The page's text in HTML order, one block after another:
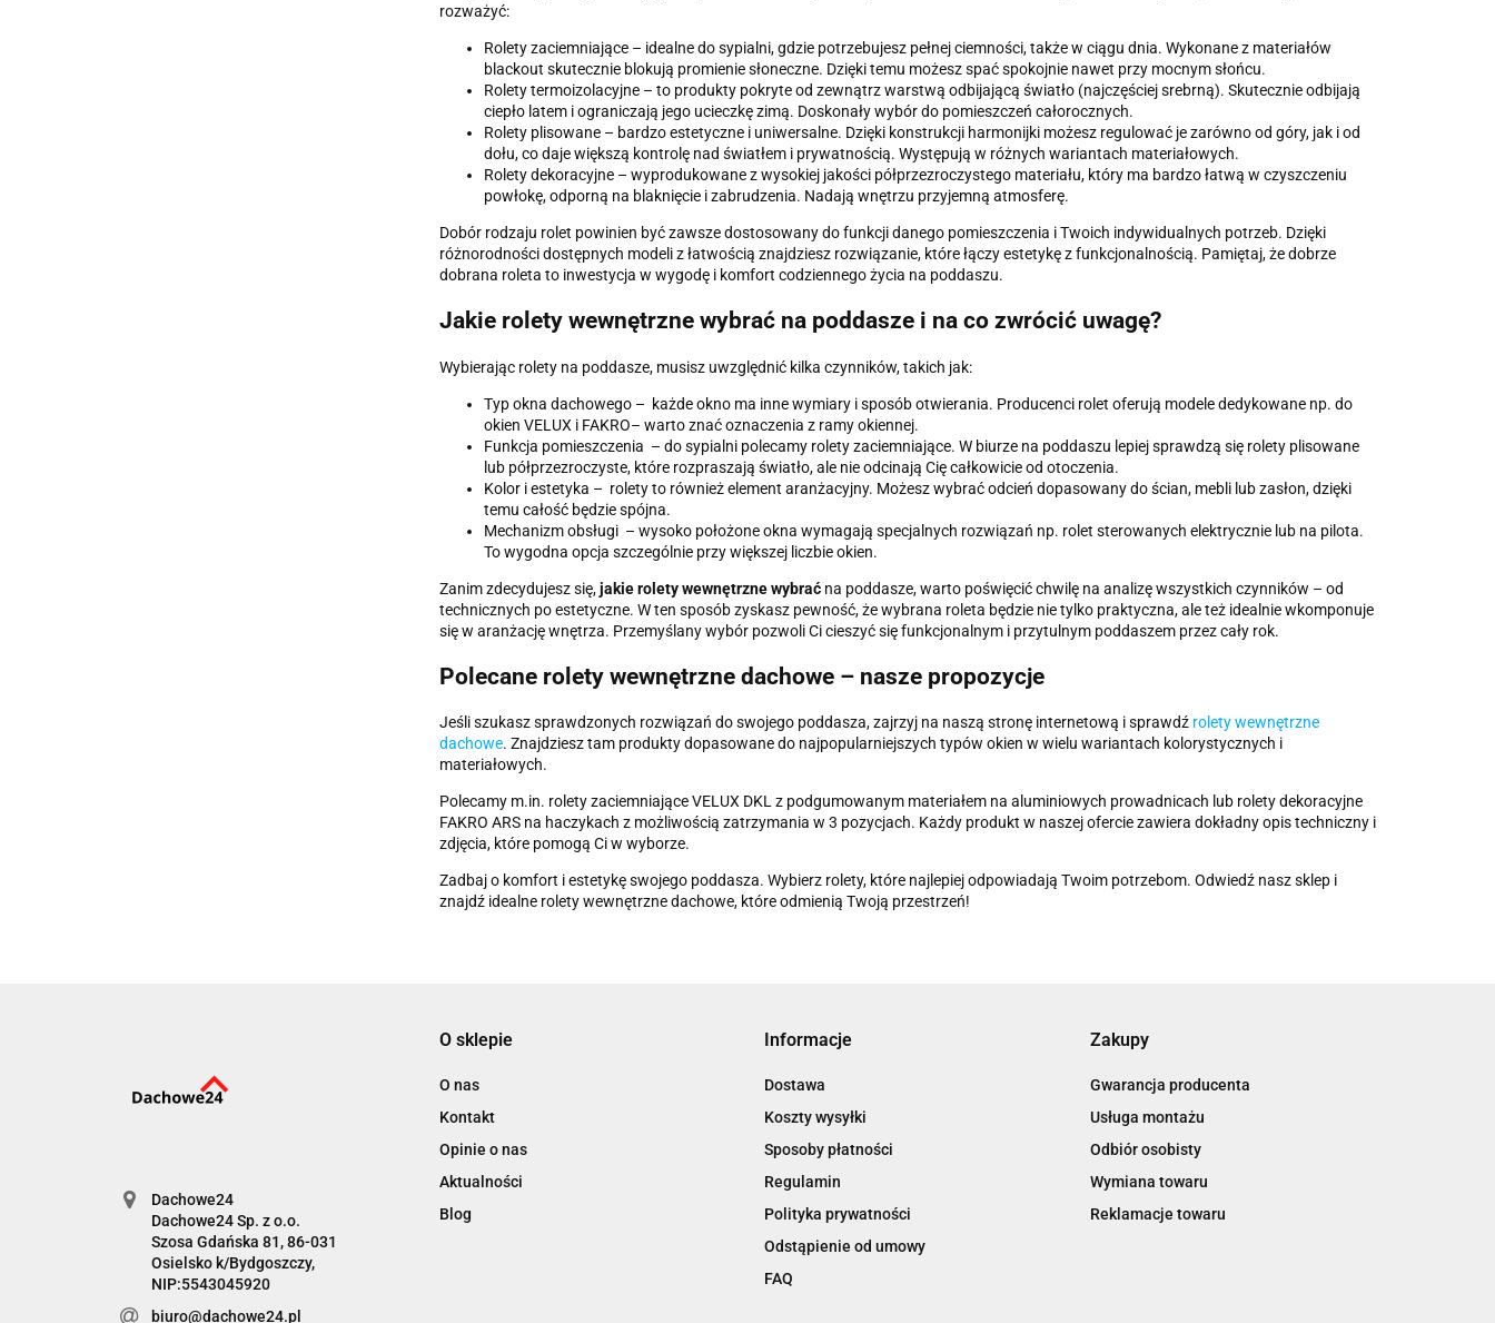
rozważyć:
Rolety zaciemniające – idealne do sypialni, gdzie potrzebujesz pełnej ciemności, także w ciągu dnia. Wykonane z materiałów
blackout skutecznie blokują promienie słoneczne. Dzięki temu możesz spać spokojnie nawet przy mocnym słońcu.
Rolety termoizolacyjne – to produkty pokryte od zewnątrz warstwą odbijającą światło (najczęściej srebrną). Skutecznie odbijają
ciepło latem i ograniczają jego ucieczkę zimą. Doskonały wybór do pomieszczeń całorocznych.
Rolety plisowane – bardzo estetyczne i uniwersalne. Dzięki konstrukcji harmonijki możesz regulować je zarówno od góry, jak i od
dołu, co daje większą kontrolę nad światłem i prywatnością. Występują w różnych wariantach materiałowych.
Rolety dekoracyjne – wyprodukowane z wysokiej jakości półprzezroczystego materiału, który ma bardzo łatwą w czyszczeniu
powłokę, odporną na blaknięcie i zabrudzenia. Nadają wnętrzu przyjemną atmosferę.
Dobór rodzaju rolet powinien być zawsze dostosowany do funkcji danego pomieszczenia i Twoich indywidualnych potrzeb. Dzięki
różnorodności dostępnych modeli z łatwością znajdziesz rozwiązanie, które łączy estetykę z funkcjonalnością. Pamiętaj, że dobrze
dobrana roleta to inwestycja w wygodę i komfort codziennego życia na poddaszu.
Jakie rolety wewnętrzne wybrać na poddasze i na co zwrócić uwagę?
Wybierając rolety na poddasze, musisz uwzględnić kilka czynników, takich jak:
Typ okna dachowego – każde okno ma inne wymiary i sposób otwierania. Producenci rolet oferują modele dedykowane np. do
okien VELUX i FAKRO– warto znać oznaczenia z ramy okiennej.
Funkcja pomieszczenia – do sypialni polecamy rolety zaciemniające. W biurze na poddaszu lepiej sprawdzą się rolety plisowane
lub półprzezroczyste, które rozpraszają światło, ale nie odcinają Cię całkowicie od otoczenia.
Kolor i estetyka – rolety to również element aranżacyjny. Możesz wybrać odcień dopasowany do ścian, mebli lub zasłon, dzięki
temu całość będzie spójna.
Mechanizm obsługi – wysoko położone okna wymagają specjalnych rozwiązań np. rolet sterowanych elektrycznie lub na pilota.
To wygodna opcja szczególnie przy większej liczbie okien.
Zanim zdecydujesz się, jakie rolety wewnętrzne wybraćna poddasze, warto poświęcić chwilę na analizę wszystkich czynników – od
technicznych po estetyczne. W ten sposób zyskasz pewność, że wybrana roleta będzie nie tylko praktyczna, ale też idealnie wkomponuje
się w aranżację wnętrza. Przemyślany wybór pozwoli Ci cieszyć się funkcjonalnym i przytulnym poddaszem przez cały rok.
Polecane rolety wewnętrzne dachowe – nasze propozycje
Jeśli szukasz sprawdzonych rozwiązań do swojego poddasza, zajrzyj na naszą stronę internetową i sprawdź rolety wewnętrzne
dachowe. Znajdziesz tam produkty dopasowane do najpopularniejszych typów okien w wielu wariantach kolorystycznych i
materiałowych.
Polecamy m.in. rolety zaciemniające VELUX DKL z podgumowanym materiałem na aluminiowych prowadnicach lub rolety dekoracyjne
FAKRO ARS na haczykach z możliwością zatrzymania w 3 pozycjach. Każdy produkt w naszej ofercie zawiera dokładny opis techniczny i
zdjęcia, które pomogą Ci w wyborze.
Zadbaj o komfort i estetykę swojego poddasza. Wybierz rolety, które najlepiej odpowiadają Twoim potrzebom. Odwiedź nasz sklep i
znajdź idealne rolety wewnętrzne dachowe, które odmienią Twoją przestrzeń!
Dachowe24
Dachowe24 Sp. z o.o.
Szosa Gdańska 81, 86-031
Osielsko k/Bydgoszczy,
NIP:5543045920
biuro@dachowe24.pl
O sklepie
O nas
Kontakt
Opinie o nas
Aktualności
Blog
Informacje
Dostawa
Koszty wysyłki
Sposoby płatności
Regulamin
Polityka prywatności
Odstąpienie od umowy
FAQ
Zakupy
Gwarancja producenta
Usługa montażu
Odbiór osobisty
Wymiana towaru
Reklamacje towaru